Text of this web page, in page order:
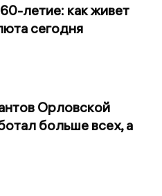
летие: как живет
сегодня
Орловской
больше всех, а